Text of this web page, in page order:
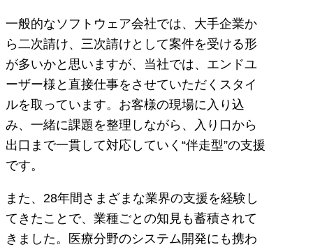
一般的なソフトウェア会社では、大手企業か
ら二次請け、三次請けとして案件を受ける形
が多いかと思いますが、当社では、エンドユ
ーザー様と直接仕事をさせていただくスタイ
ルを取っています。お客様の現場に入り込
み、一緒に課題を整理しながら、入り口から
出口まで一貫して対応していく“伴走型”の支援
です。
また、28年間さまざまな業界の支援を経験し
てきたことで、業種ごとの知見も蓄積されて
きました。医療分野のシステム開発にも携わ